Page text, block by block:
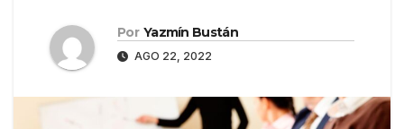
Por Yazmín Bustán
AGO 22, 2022